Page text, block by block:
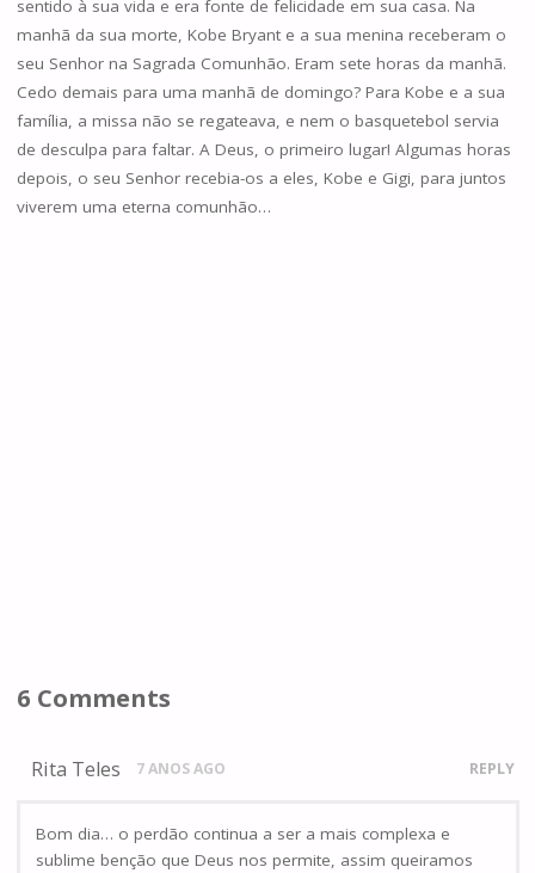
sentido à sua vida e era fonte de felicidade em sua casa. Na
manhã da sua morte, Kobe Bryant e a sua menina receberam o
seu Senhor na Sagrada Comunhão. Eram sete horas da manhã.
Cedo demais para uma manhã de domingo? Para Kobe e a sua
família, a missa não se regateava, e nem o basquetebol servia
de desculpa para faltar. A Deus, o primeiro lugar! Algumas horas
depois, o seu Senhor recebia-os a eles, Kobe e Gigi, para juntos
viverem uma eterna comunhão…
6 Comments
Rita Teles 7 ANOS AGO REPLY
Bom dia… o perdão continua a ser a mais complexa e
sublime benção que Deus nos permite, assim queiramos